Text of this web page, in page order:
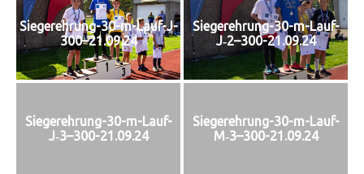
Siegerehrung-30-m-Lauf-J-
300–21.09.24
Siegerehrung-30-m-Lauf-
J‑2–300-21.09.24
Siegerehrung-30-m-Lauf-
J‑3–300-21.09.24
Siegerehrung-30-m-Lauf-
M‑3–300-21.09.24